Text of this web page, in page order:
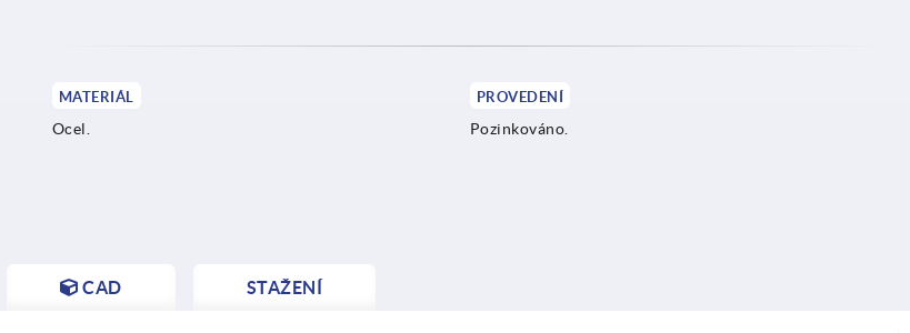
MATERIÁL
Ocel.
PROVEDENÍ
Pozinkováno.
CAD STAŽENÍ